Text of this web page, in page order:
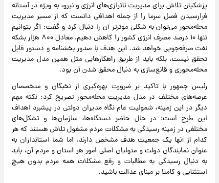
پزشکیان تلاش برای مدیریت ناترازی‌های انرژی و نیرو، به ویژه در آستانه
فرارسیدن فصل سرما را از جمله اهدافی دانست که از مسیر مدیریت
محله‌محور می‌توان به شکلی موثرتر آن را دنبال کرد و گفت: اگر بتوانیم
تنها ۱۰ درصد مصرف انرژی کشور را کاهش دهیم، معادل ۸۰۰ هزار بشکه
نفت صرفه‌جویی خواهد شد. این هدف با صدور بخشنامه و دستور قابل
تحقق نیست، بلکه باید از طریق راهکارهایی مثل همین مدل مدیریت
محله‌محوری و قانع‌سازی به دنبال محقق شدن آن بود.
رئیس جمهور با تاکید بر ضرورت بهره‌گیری از نخبگان و متخصصان
عرصه‌های مختلف در مدل مدیریت محله‌محور تصریح کرد: نکته مهم
دیگر در این زمینه، شمولیت عام نگاه مدیران دولتی در پیشبرد اهداف
این طرح است؛ در حال حاضر دستگاه‌ها، سازمان‌ها و تشکل‌های
مختلفی در زمینه رسیدگی به مشکلات مردم مشغول تلاش هستند که هر
کدام از آنها یک جمعیت هدف مشخص دارند، اما شما استانداران به
عنوان نمایندگان دولت و متولیان اصلی امور هر استان و مردم آن، باید
به دنبال رسیدگی به مطالبات و رفع مشکلات همه مردم بدون هیچ
استثنایی و کاملا بر مبنای عدالت باشید.